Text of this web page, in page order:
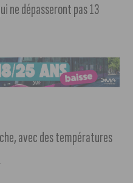
ne dépasseront pas 13
avec des températures